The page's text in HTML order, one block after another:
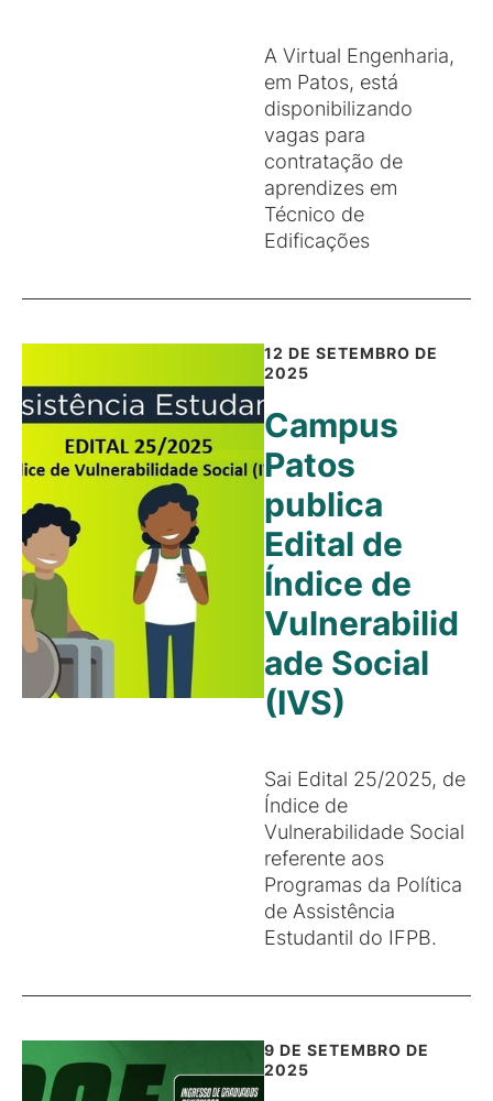
A Virtual Engenharia,
em Patos, está
disponibilizando
vagas para
contratação de
aprendizes em
Técnico de
Edificações
12 DE SETEMBRO DE
2025
Campus
Patos
publica
Edital de
Índice de
Vulnerabilid
ade Social
(IVS)
Sai Edital 25/2025, de
Índice de
Vulnerabilidade Social
referente aos
Programas da Política
de Assistência
Estudantil do IFPB.
9 DE SETEMBRO DE
2025